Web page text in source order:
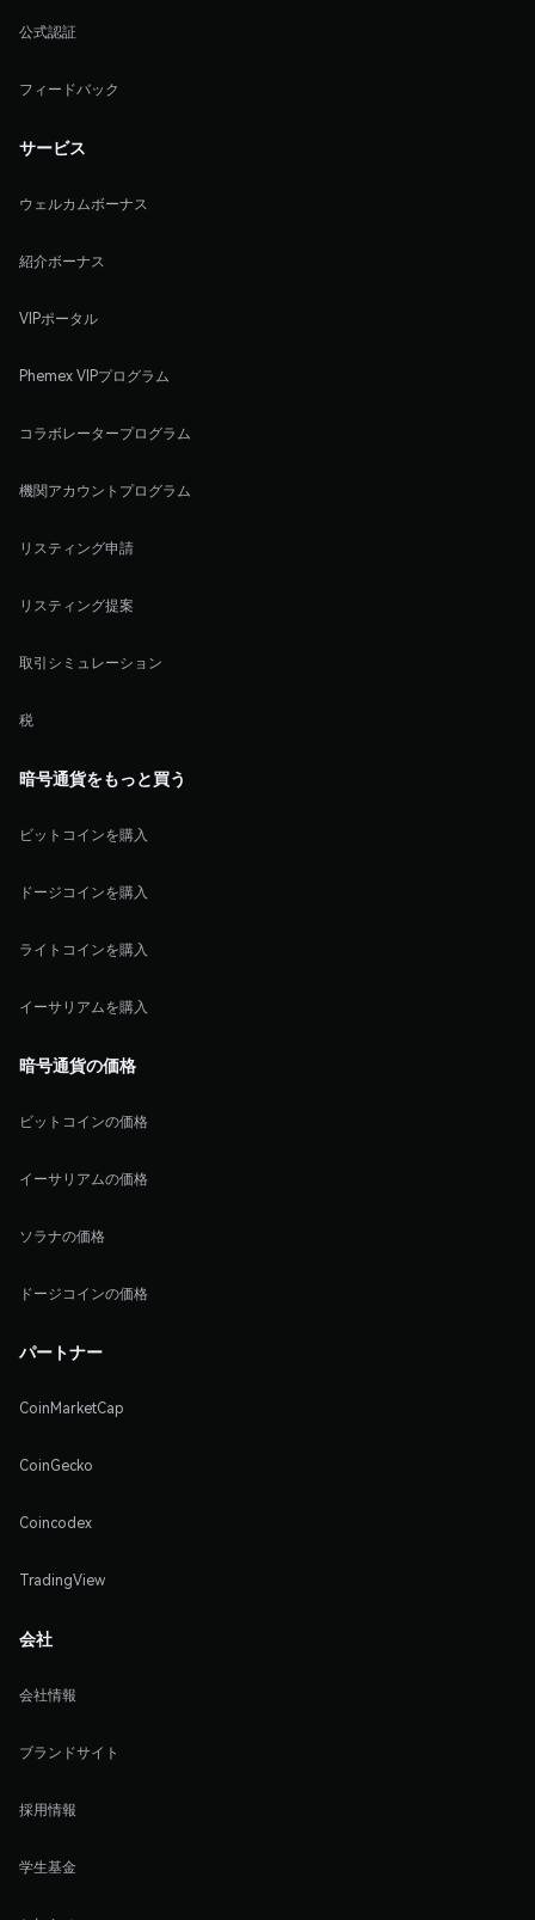
公式認証
フィードバック
サービス
ウェルカムボーナス
紹介ボーナス
VIPポータル
Phemex VIPプログラム
コラボレータープログラム
機関アカウントプログラム
リスティング申請
リスティング提案
取引シミュレーション
税
暗号通貨をもっと買う
ビットコインを購入
ドージコインを購入
ライトコインを購入
イーサリアムを購入
暗号通貨の価格
ビットコインの価格
イーサリアムの価格
ソラナの価格
ドージコインの価格
パートナー
CoinMarketCap
CoinGecko
Coincodex
TradingView
会社
会社情報
ブランドサイト
採用情報
学生基金